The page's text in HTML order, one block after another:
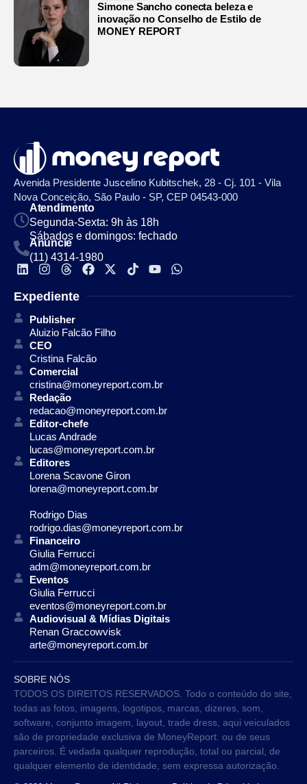
Simone Sancho conecta beleza e
inovação no Conselho de Estilo de
MONEY REPORT
Avenida Presidente Juscelino Kubitschek, 28 - Cj. 101 - Vila
Nova Conceição, São Paulo - SP, CEP 04543-000
Atendimento
Segunda-Sexta: 9h às 18h
Sábados e domingos: fechado
Anuncie
(11) 4314-1980
Expediente
Publisher
Aluizio Falcão Filho
CEO
Cristina Falcão
Comercial
cristina@moneyreport.com.br
Redação
redacao@moneyreport.com.br
Editor-chefe
Lucas Andrade
lucas@moneyreport.com.br
Editores
Lorena Scavone Giron
lorena@moneyreport.com.br
Rodrigo Dias
rodrigo.dias@moneyreport.com.br
Financeiro
Giulia Ferrucci
adm@moneyreport.com.br
Eventos
Giulia Ferrucci
eventos@moneyreport.com.br
Audiovisual & Mídias Digitais
Renan Graccowvisk
arte@moneyreport.com.br
SOBRE NÓS
TODOS OS DIREITOS RESERVADOS. Todo o conteúdo do site,
todas as fotos, imagens, logotipos, marcas, dizeres, som,
software, conjunto imagem, layout, trade dress, aqui veiculados
são de propriedade exclusiva de MoneyReport. ou de seus
parceiros. É vedada qualquer reprodução, total ou parcial, de
qualquer elemento de identidade, sem expressa autorização.